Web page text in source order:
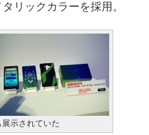
リックカラーを採用。
示されていた